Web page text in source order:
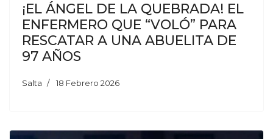
¡EL ÁNGEL DE LA QUEBRADA! EL
ENFERMERO QUE “VOLÓ” PARA
RESCATAR A UNA ABUELITA DE
97 AÑOS
Salta 18 Febrero 2026